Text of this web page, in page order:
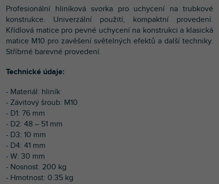
Profesionální hliníková svorka pro uchycení na trubkové
konstrukce. Univerzální použití, kompaktní provedení.
Křídlová matice pro pevné uchycení na konstrukci a klasická
matice M10 pro zavěšení světelných efektů a další techniky.
Stříbrné barevné provedení.
Technické údaje:
- Materiál: hliník
- Závitový šroub: M10
- D1: 76 mm
- D2: 48 – 51 mm
- D3: 10 mm
- D4: 41 mm
- W: 30 mm
- Nosnost: 200 kg
- Hmotnost: 0.35 kg